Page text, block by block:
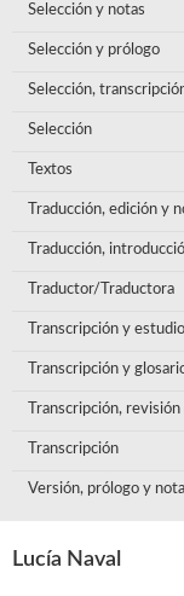
Selección y notas
Selección y prólogo
Selección,
Selección
Textos
Traducción, edición y
Traducción,
Traductor/Traductora
Transcripción y estudio
Transcripción y
Transcripción,
Transcripción
Versión, prólogo y
Lucía Naval